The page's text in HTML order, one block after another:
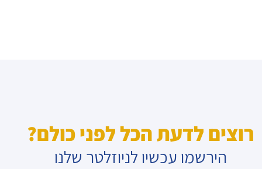
רוצים לדעת הכל לפני כולם?
הירשמו עכשיו לניוזלטר שלנו